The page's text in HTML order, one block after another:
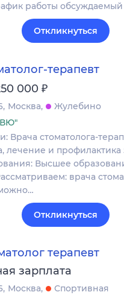
работы обсуждаемый
Откликнуться
терапевт
000 ₽
Москва
Жулебино
Врача стоматолога-
лечение и
Высшее
врача
Откликнуться
терапевт
зарплата
Москва
Спортивная